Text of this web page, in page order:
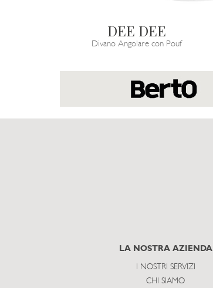
DEE DEE
Divano Angolare con Pouf
LA NOSTRA AZIENDA
I NOSTRI SERVIZI
CHI SIAMO